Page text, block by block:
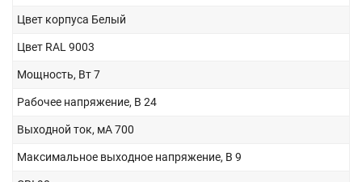
Цвет корпуса Белый
Цвет RAL9003
Мощность, Вт7
Рабочее напряжение, В 24
Выходной ток, мА700
Максимальное выходное напряжение, В 9